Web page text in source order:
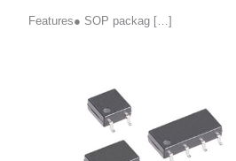
Features● SOP packag […]